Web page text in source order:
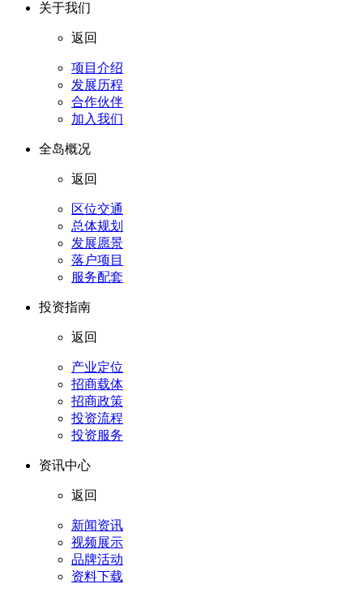
关于我们
返回
项目介绍
发展历程
合作伙伴
加入我们
全岛概况
返回
区位交通
总体规划
发展愿景
落户项目
服务配套
投资指南
返回
产业定位
招商载体
招商政策
投资流程
投资服务
资讯中心
返回
新闻资讯
视频展示
品牌活动
资料下载